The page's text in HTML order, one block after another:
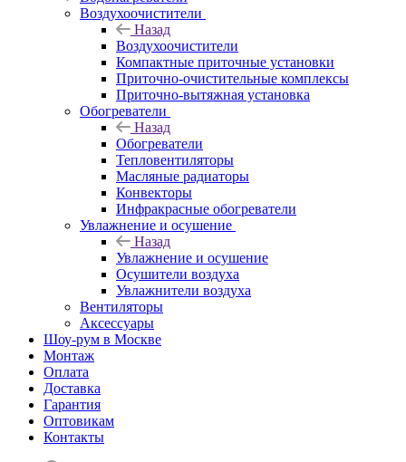
Воздухоочистители
Назад
Воздухоочистители
Компактные приточные установки
Приточно-очистительные комплексы
Приточно-вытяжная установка
Обогреватели
Назад
Обогреватели
Тепловентиляторы
Масляные радиаторы
Конвекторы
Инфракрасные обогреватели
Увлажнение и осушение
Назад
Увлажнение и осушение
Осушители воздуха
Увлажнители воздуха
Вентиляторы
Аксессуары
Шоу-рум в Москве
Монтаж
Оплата
Доставка
Гарантия
Оптовикам
Контакты